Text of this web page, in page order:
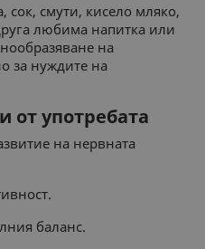
смути, кисело мляко,
любима напитка или
на
за нуждите на
от употребата
на нервната
баланс.